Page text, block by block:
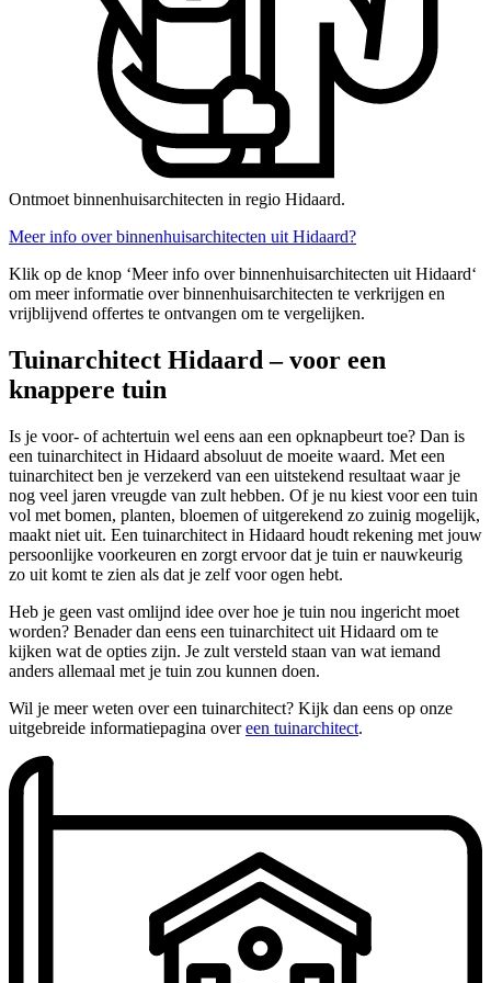
Ontmoet binnenhuisarchitecten in regio Hidaard.
Meer info over binnenhuisarchitecten uit Hidaard?
Klik op de knop ‘Meer info over binnenhuisarchitecten uit Hidaard‘
om meer informatie over binnenhuisarchitecten te verkrijgen en
vrijblijvend offertes te ontvangen om te vergelijken.
Tuinarchitect Hidaard – voor een
knappere tuin
Is je voor- of achtertuin wel eens aan een opknapbeurt toe? Dan is
een tuinarchitect in Hidaard absoluut de moeite waard. Met een
tuinarchitect ben je verzekerd van een uitstekend resultaat waar je
nog veel jaren vreugde van zult hebben. Of je nu kiest voor een tuin
vol met bomen, planten, bloemen of uitgerekend zo zuinig mogelijk,
maakt niet uit. Een tuinarchitect in Hidaard houdt rekening met jouw
persoonlijke voorkeuren en zorgt ervoor dat je tuin er nauwkeurig
zo uit komt te zien als dat je zelf voor ogen hebt.
Heb je geen vast omlijnd idee over hoe je tuin nou ingericht moet
worden? Benader dan eens een tuinarchitect uit Hidaard om te
kijken wat de opties zijn. Je zult versteld staan van wat iemand
anders allemaal met je tuin zou kunnen doen.
Wil je meer weten over een tuinarchitect? Kijk dan eens op onze
uitgebreide informatiepagina overeen tuinarchitect.